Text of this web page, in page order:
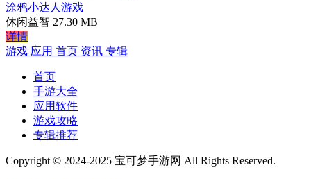
涂鸦小达人游戏
休闲益智 27.30 MB
详情
游戏 应用 首页 资讯 专辑
首页
手游大全
应用软件
游戏攻略
专辑推荐
Copyright © 2024-2025 宝可梦手游网 All Rights Reserved.